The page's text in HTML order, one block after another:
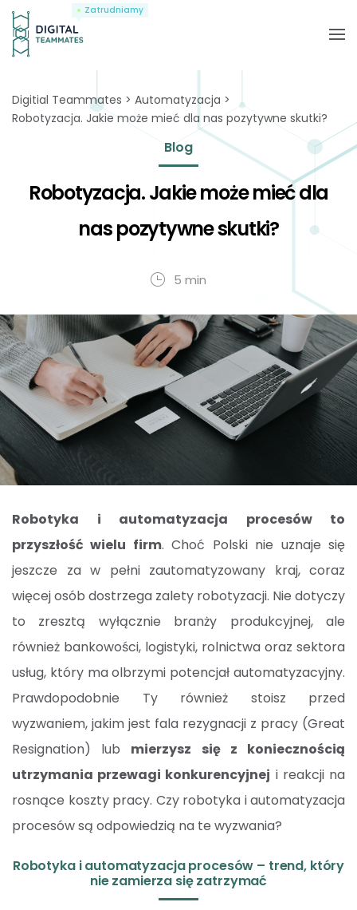
Zatrudniamy
Digitial Teammates
Automatyzacja
Robotyzacja. Jakie może mieć dla nas pozytywne skutki?
Blog
Robotyzacja. Jakie może mieć dla
nas pozytywne skutki?
5 min
Robotyka i automatyzacja procesów to
przyszłość wielu firm. Choć Polski nie uznaje się
jeszcze za w pełni zautomatyzowany kraj, coraz
więcej osób dostrzega zalety robotyzacji. Nie dotyczy
to zresztą wyłącznie branży produkcyjnej, ale
również bankowości, logistyki, rolnictwa oraz sektora
usług, który ma olbrzymi potencjał automatyzacyjny.
Prawdopodobnie Ty również stoisz przed
wyzwaniem, jakim jest fala rezygnacji z pracy (Great
Resignation) lub mierzysz się z koniecznością
utrzymania przewagi konkurencyjnej i reakcji na
rosnące koszty pracy. Czy robotyka i automatyzacja
procesów są odpowiedzią na te wyzwania?
Robotyka i automatyzacja procesów – trend, który
nie zamierza się zatrzymać